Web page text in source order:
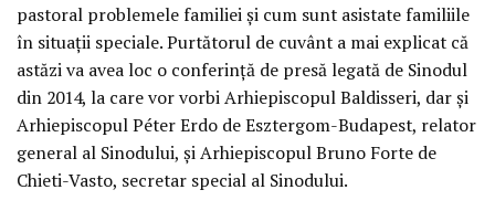
pastoral problemele familiei şi cum sunt asistate familiile
în situaţii speciale. Purtătorul de cuvânt a mai explicat că
astăzi va avea loc o conferinţă de presă legată de Sinodul
din 2014, la care vor vorbi Arhiepiscopul Baldisseri, dar şi
Arhiepiscopul Péter Erdo de Esztergom-Budapest, relator
general al Sinodului, şi Arhiepiscopul Bruno Forte de
Chieti-Vasto, secretar special al Sinodului.